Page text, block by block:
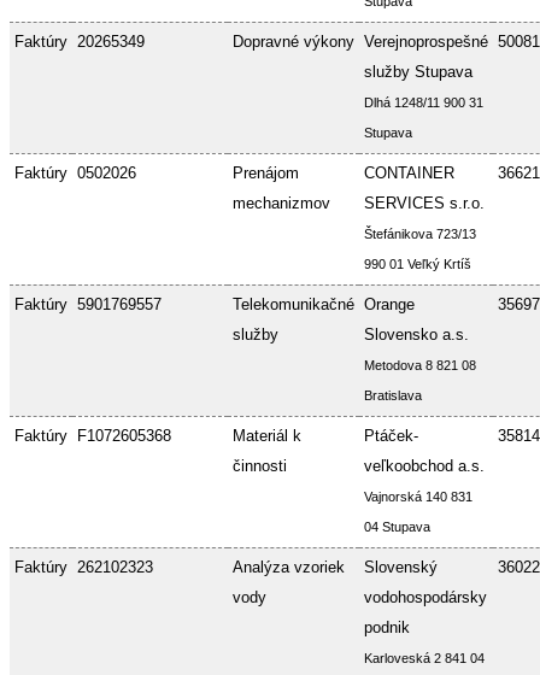
Faktúry 20265349 Dopravné výkony Verejnoprospešné
služby Stupava
Dlhá 1248/11 900 31
Stupava
Faktúry 0502026
Prenájom
mechanizmov
CONTAINER
SERVICES s.r.o.
Štefánikova 723/13
990 01 Veľký Krtíš
Faktúry 5901769557
Telekomunikačné
služby
Orange
Slovensko a.s.
Metodova 8 821 08
Bratislava
Faktúry F1072605368
Materiál k
činnosti
Ptáček-
veľkoobchod a.s.
Vajnorská 140 831
04 Stupava
Faktúry 262102323
Analýza vzoriek
vody
Slovenský
vodohospodársky
podnik
Karloveská 2 841 04